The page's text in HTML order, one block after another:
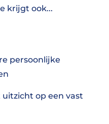
krijgt ook...
persoonlijke
op een vast